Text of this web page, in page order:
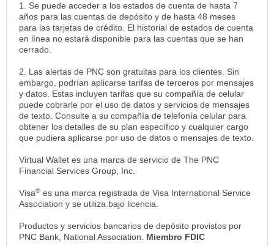
1. ​Se puede acceder a los estados de cuenta de hasta 7
años para las cuentas de depósito y de hasta 48 meses
para las tarjetas de crédito. El historial de estados de cuenta
en línea no estará disponible para las cuentas que se han
cerrado.
2. Las alertas de PNC son gratuitas para los clientes. Sin
embargo, podrían aplicarse tarifas de terceros por mensajes
y datos. Estas incluyen tarifas que su compañía de celular
puede cobrarle por el uso de datos y servicios de mensajes
de texto. Consulte a su compañía de telefonía celular para
obtener los detalles de su plan específico y cualquier cargo
que pudiera aplicarse por uso de datos o mensajes de texto.
Virtual Wallet es una marca de servicio de The PNC
Financial Services Group, Inc.
Visa® es una marca registrada de Visa International Service
Association y se utiliza bajo licencia.
Productos y servicios bancarios de depósito provistos por
PNC Bank, National Association. Miembro FDIC